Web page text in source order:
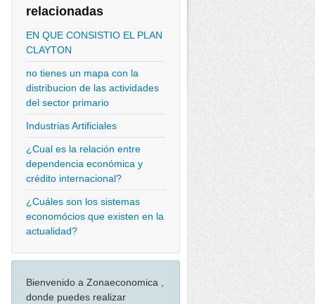
relacionadas
EN QUE CONSISTIO EL PLAN
CLAYTON
no tienes un mapa con la
distribucion de las actividades
del sector primario
Industrias Artificiales
¿Cual es la relación entre
dependencia económica y
crédito internacional?
¿Cuáles son los sistemas
economócios que existen en la
actualidad?
Bienvenido a Zonaeconomica ,
donde puedes realizar